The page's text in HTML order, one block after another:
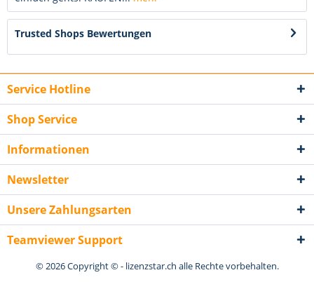
Trusted Shops Bewertungen
Service Hotline
Shop Service
Informationen
Newsletter
Unsere Zahlungsarten
Teamviewer Support
© 2026 Copyright © - lizenzstar.ch alle Rechte vorbehalten.